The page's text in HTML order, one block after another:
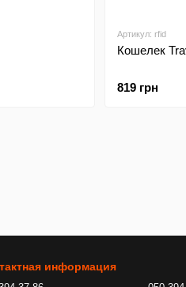
Артикул: rfid
Кошелек
819 грн
информация